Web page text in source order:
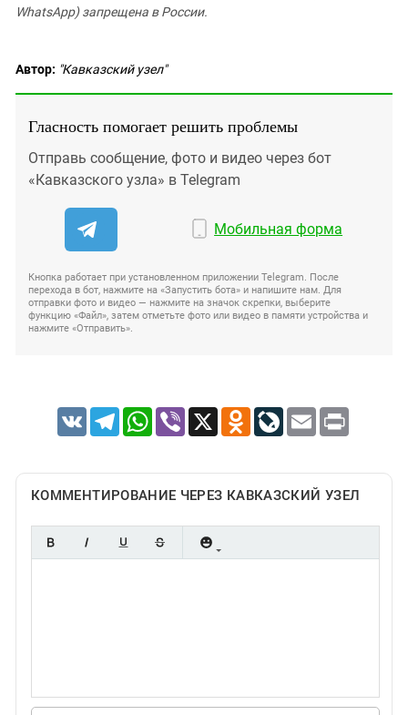
WhatsApp) запрещена в России.
Автор: "Кавказский узел"
Гласность помогает решить проблемы
Отправь сообщение, фото и видео через бот
«Кавказского узла» в Telegram
Мобильная форма
Кнопка работает при установленном приложении Telegram. После
перехода в бот, нажмите на «Запустить бота» и напишите нам. Для
отправки фото и видео — нажмите на значок скрепки, выберите
функцию «Файл», затем отметьте фото или видео в памяти устройства и
нажмите «Отправить».
VK TelegramWhatsApp
Viber X Odnoklassniki
LiveJournal
Email Print
КОММЕНТИРОВАНИЕ ЧЕРЕЗ КАВКАЗСКИЙ УЗЕЛ